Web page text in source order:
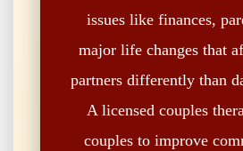
issues like finances,
major life changes that
partners differently than
A licensed couples
couples to improve